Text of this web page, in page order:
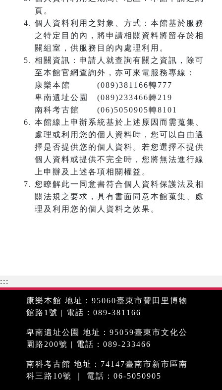
頁。
個人資料利用之對象、方式：本館基於服務
之特定目的內，將申請相關資料將留存於相
關組室，供服務目的內處理利用。
相關資訊：申請人就查詢有關之資訊，除可
至本館官網查詢外，亦可來電服務專線：
康樂本館 (089)381166轉777
卑南遺址公園 (089)233466轉219
南科考古館 (06)5050905轉8101
本館線上申辦系統基於上述原因而需蒐集、
處理或利用您的個人資料時，您可以自由選
擇是否提供您的個人資料。若您選擇不提供
個人資料或提供不完全時，您將無法進行線
上申辦及上述各項相關權益。
您瞭解此一同意書符合個人資料保護法及相
關法規之要求，具有書面同意本館蒐集、處
理及利用您的個人資料之效果。
:::
康樂本館 地址：95060臺東市豐田里博物
館路1號 | 電話：089-381166
卑南遺址公園 地址：95059臺東市文化公
園路200號 | 電話：089-233466
南科考古館 地址：74147臺南市新市區南
科三路10號 ｜ 電話：06-5050905